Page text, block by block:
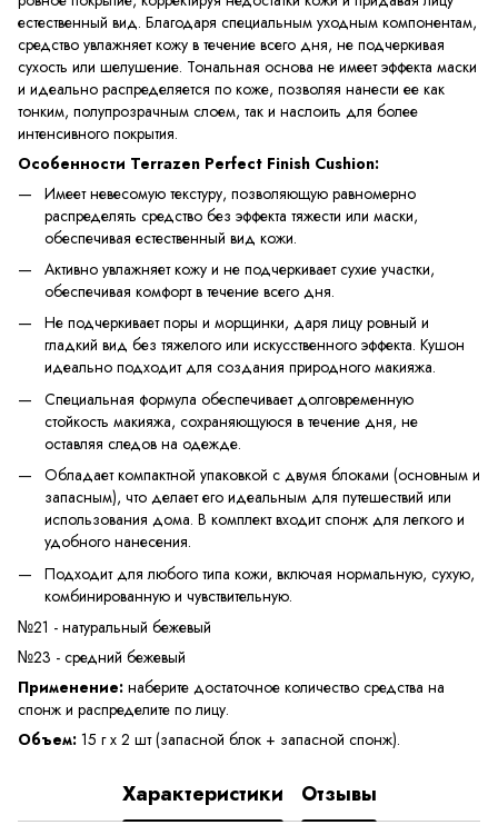
естественный вид. Благодаря специальным уходным компонентам,
средство увлажняет кожу в течение всего дня, не подчеркивая
сухость или шелушение. Тональная основа не имеет эффекта маски
и идеально распределяется по коже, позволяя нанести ее как
тонким, полупрозрачным слоем, так и наслоить для более
интенсивного покрытия.
Особенности Terrazen Perfect Finish Cushion:
Имеет невесомую текстуру, позволяющую равномерно
распределять средство без эффекта тяжести или маски,
обеспечивая естественный вид кожи.
Активно увлажняет кожу и не подчеркивает сухие участки,
обеспечивая комфорт в течение всего дня.
Не подчеркивает поры и морщинки, даря лицу ровный и
гладкий вид без тяжелого или искусственного эффекта. Кушон
идеально подходит для создания природного макияжа.
Специальная формула обеспечивает долговременную
стойкость макияжа, сохраняющуюся в течение дня, не
оставляя следов на одежде.
Обладает компактной упаковкой с двумя блоками (основным и
запасным), что делает его идеальным для путешествий или
использования дома. В комплект входит спонж для легкого и
удобного нанесения.
Подходит для любого типа кожи, включая нормальную, сухую,
комбинированную и чувствительную.
№21 - натуральный бежевый
№23 - средний бежевый
Применение: наберите достаточное количество средства на
спонж и распределите по лицу.
Объем: 15 г x 2 шт (запасной блок + запасной спонж).
Характеристики Отзывы